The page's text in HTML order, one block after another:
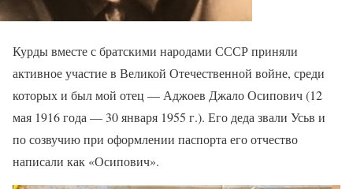
Курды вместе с братскими народами СССР приняли
активное участие в Великой Отечественной войне, среди
которых и был мой отец — Аджоев Джало Осипович (12
мая 1916 года — 30 января 1955 г.). Его деда звали Усьв и
по созвучию при оформлении паспорта его отчество
написали как «Осипович».